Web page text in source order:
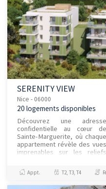
SERENITY VIEW
Nice - 06000
20 logements disponibles
Découvrez une adresse
confidentielle au cœur de
Sainte-Marguerite, où chaque
appartement révèle des vues
imprenables sur les reliefs
superbes percées vers la
mer...Appt. T2, T3, T4